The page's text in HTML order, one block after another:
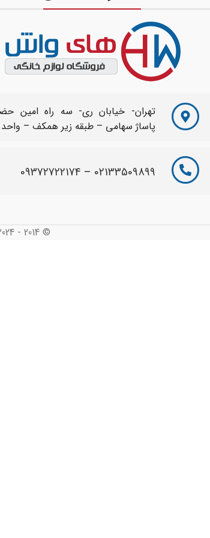
تهران- خیابان ری- سه راه امین
پاساژ سهامی – طبقه زیر همکف – واحد 36
02133509899
–
09372722174
© 2014 - 2024 کلیه حقوق این سایت محفوظ و متعلق به های واش می باشد. طراحی شده توسط :